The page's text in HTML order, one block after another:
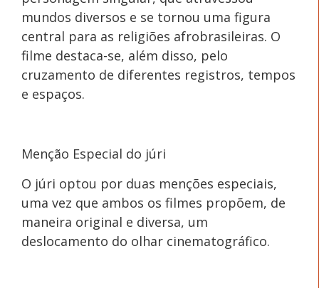
mundos diversos e se tornou uma figura
central para as religiões afrobrasileiras. O
filme destaca-se, além disso, pelo
cruzamento de diferentes registros, tempos
e espaços.
Menção Especial do júri
O júri optou por duas menções especiais,
uma vez que ambos os filmes propõem, de
maneira original e diversa, um
deslocamento do olhar cinematográfico.